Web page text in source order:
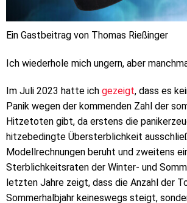
Ein Gastbeitrag von Thomas Rießinger
Ich wiederhole mich ungern, aber
Im Juli 2023 hatte ich gezeigt, dass es
Panik wegen der kommenden Zahl der
Hitzetoten gibt, da erstens die
hitzebedingte Übersterblichkeit
Modellrechnungen beruht und zweitens
Sterblichkeitsraten der Winter- und
letzten Jahre zeigt, dass die Anzahl der
Sommerhalbjahr keineswegs steigt,